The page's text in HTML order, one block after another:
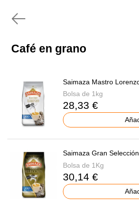
Café en grano
Saimaza Mastro
Bolsa de 1kg
28,33 €
Saimaza Gran
Bolsa de 1Kg
30,14 €